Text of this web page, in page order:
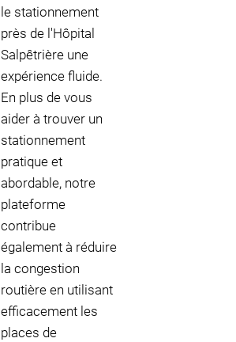
le stationnement
près de l'Hôpital
Salpêtrière une
expérience fluide.
En plus de vous
aider à trouver un
stationnement
pratique et
abordable, notre
plateforme
contribue
également à réduire
la congestion
routière en utilisant
efficacement les
places de